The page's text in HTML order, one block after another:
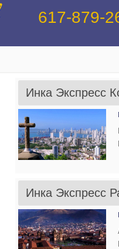
617-879-
Инка Экспресс
Инка Экспресс